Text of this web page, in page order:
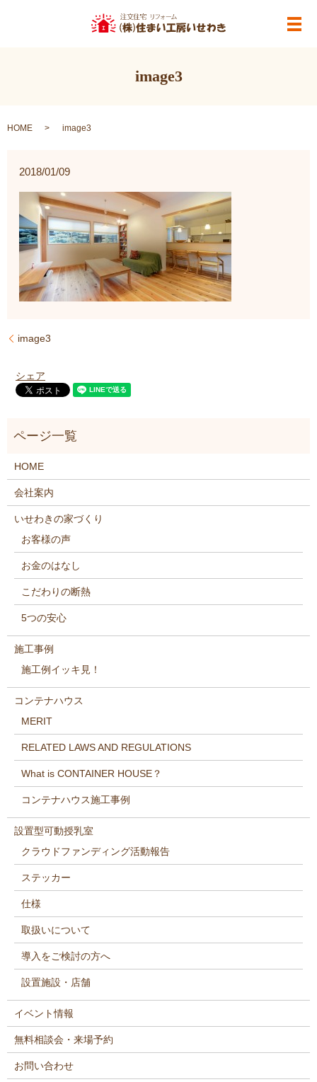
メ
image3
HOME image3
2018/01/09
image3
シェア
HOME
会社案内
いせわきの家づくり
お客様の声
お金のはなし
こだわりの断熱
5つの安心
施工事例
施工例イッキ見！
コンテナハウス
MERIT
RELATED LAWS AND REGULATIONS
What is CONTAINER HOUSE？
コンテナハウス施工事例
設置型可動授乳室
クラウドファンディング活動報告
ステッカー
仕様
取扱いについて
導入をご検討の方へ
設置施設・店舗
イベント情報
無料相談会・来場予約
お問い合わせ